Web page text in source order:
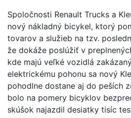
Spoločnosti Renault Trucks a
nový nákladný bicykel, ktorý
tovarov a služieb na tzv.
že dokáže poslúžiť v
kde majú veľké vozidlá
elektrickému pohonu sa nový
pohodlne dostane aj do peších
bolo na pomery bicyklov
skúšok najazdil desiatky tisíc